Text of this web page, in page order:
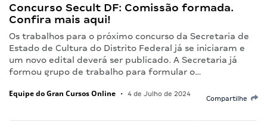
Concurso Secult DF: Comissão formada.
Confira mais aqui!
Os trabalhos para o próximo concurso da Secretaria de
Estado de Cultura do Distrito Federal já se iniciaram e
um novo edital deverá ser publicado. A Secretaria já
formou grupo de trabalho para formular o…
Equipe do Gran Cursos Online • 4 de Julho de 2024
Compartilhe